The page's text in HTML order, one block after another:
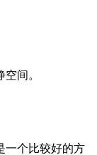
间。
一个比较好的方